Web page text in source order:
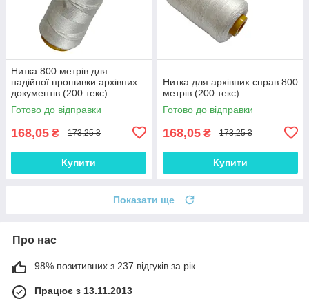
Нитка 800 метрів для
надійної прошивки архівних
документів (200 текс)
Готово до відправки
168,05 ₴ 173,25 ₴
Купити
Нитка для архівних справ 800
метрів (200 текс)
Готово до відправки
168,05 ₴ 173,25 ₴
Купити
Показати ще
Про нас
98% позитивних з 237 відгуків за рік
Працює з 13.11.2013